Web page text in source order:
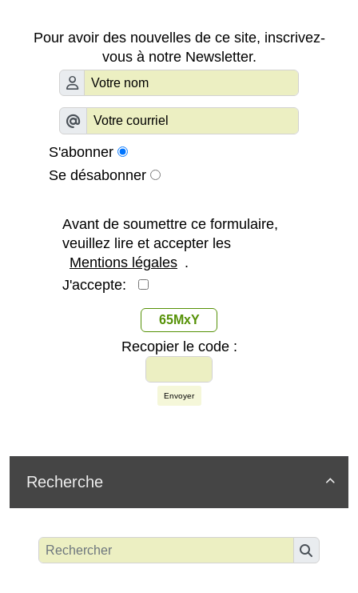
Pour avoir des nouvelles de ce site, inscrivez-
vous à notre Newsletter.
S'abonner
Se désabonner
Avant de soumettre ce formulaire,
veuillez lire et accepter les
Mentions légales .
J'accepte:
65MxY
Recopier le code :
Envoyer

Recherche